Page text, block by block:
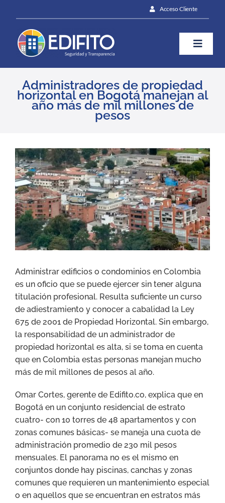
content
Acceso Cliente
Toggle
¿Cómo te ayudamos?
Blog
Prensa
Contáctanos
Administradores de propiedad
horizontal en Bogotá manejan al
año más de mil millones de
pesos
View
Larger
Image
Administrar edificios o condominios en Colombia
es un oficio que se puede ejercer sin tener alguna
titulación profesional. Resulta suficiente un curso
de adiestramiento y conocer a cabalidad la Ley
675 de 2001 de Propiedad Horizontal. Sin embargo,
la responsabilidad de un administrador de
propiedad horizontal es alta, si se toma en cuenta
que en Colombia estas personas manejan mucho
más de mil millones de pesos al año.
Omar Cortes, gerente de Edifito.co, explica que en
Bogotá en un conjunto residencial de estrato
cuatro- con 10 torres de 48 apartamentos y con
zonas comunes básicas- se maneja una cuota de
administración promedio de 230 mil pesos
mensuales. El panorama no es el mismo en
conjuntos donde hay piscinas, canchas y zonas
comunes que requieren un mantenimiento especial
o en aquellos que se encuentran en estratos más